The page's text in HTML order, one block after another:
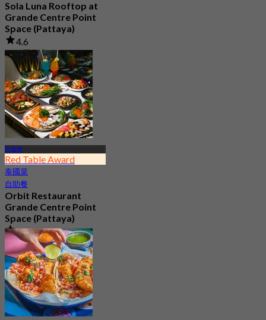
Sola Luna Rooftop at
Grande Centre Point
Space (Pattaya)
4.6
415 已預訂
起฿ 645
芭達雅
Red Table Award
泰國菜
自助餐
Orbit Restaurant
Grande Centre Point
Space (Pattaya)
4.8
21.8K 已預訂
起฿ 1,290